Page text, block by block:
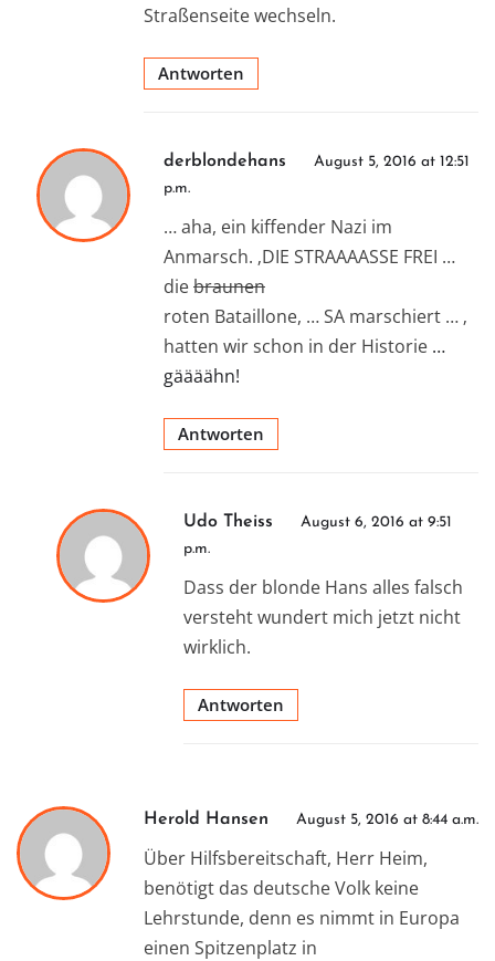
Straßenseite wechseln.
Antworten
derblondehans
August 5, 2016 at 12:51
p.m.
… aha, ein kiffender Nazi im
Anmarsch. ‚DIE STRAAAASSE FREI …
diebraunen
roten Bataillone, … SA marschiert … ‚
hatten wir schon in der Historie …
gäääähn!
Antworten
Udo Theiss
August 6, 2016 at 9:51
p.m.
Dass der blonde Hans alles falsch
versteht wundert mich jetzt nicht
wirklich.
Antworten
Herold Hansen August 5, 2016 at 8:44 a.m.
Über Hilfsbereitschaft, Herr Heim,
benötigt das deutsche Volk keine
Lehrstunde, denn es nimmt in Europa
einen Spitzenplatz in